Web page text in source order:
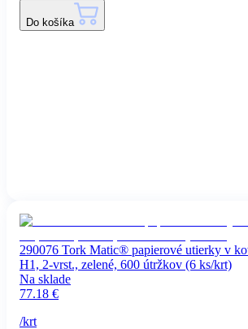
Do košíka
290076 Tork Matic® papierové utierky v
H1, 2-vrst., zelené, 600 útržkov (6 ks/krt)
Na sklade
77.18 €
/krt